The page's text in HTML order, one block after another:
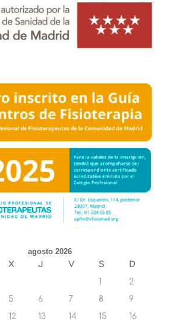
agosto 2026
X J V S
D
1
2
5 6 7 8
9
12 13 14 15
16